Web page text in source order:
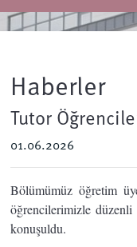
Haberler
Tutor
01.06.2026
Bölümümüz öğretim
öğrencilerimizle düzenli
konuşuldu.